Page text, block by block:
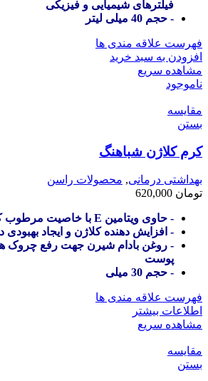
فیلترهای شیمیایی و فیزیکی
- حجم 40 میلی لیتر
فهرست علاقه مندی ها
افزودن به سبد خرید
مشاهده سریع
ناموجود
مقایسه
بستن
کرم کلاژن شباهنگ
بهداشتی درمانی, محصولات راسن
تومان
- حاوی ویتامین E با خاصیت مرطوب کنندگی بالا
- افزایش دهنده کلاژن و ایجاد
- روغن بادام شیرن جهت رفع
پوست
- حجم 30 میلی
فهرست علاقه مندی ها
اطلاعات بیشتر
مشاهده سریع
مقایسه
بستن